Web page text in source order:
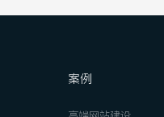
案例